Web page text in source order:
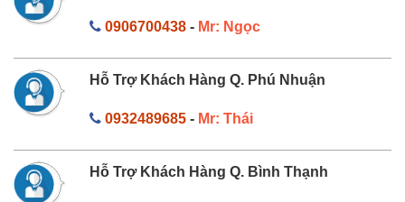
0906700438- Mr: Ngọc
Hỗ Trợ Khách Hàng Q. Phú Nhuận
0932489685- Mr: Thái
Hỗ Trợ Khách Hàng Q. Bình Thạnh